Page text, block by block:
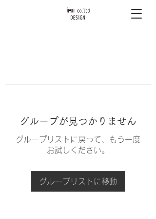
グループが見つかりません
グループリストに戻って、もう一度
お試しください。
グループリストに移動